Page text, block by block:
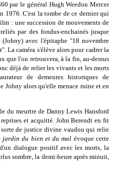
par le général Hugh Weedon Mercer
1976. C'est la tombe de ce dernier qui
: une succession de mouvements de
par des fondus-enchainés jusque
avec l'épitaphe "18 novembre
La caméra s'élève alors pour cadrer la
que l'on retrouvera, à la fin, au-dessus
déjà de relier les vivants et les morts
de demeures historiques de
Johny alors qu'elle menace ruine et en
du meurtre de Danny Lewis Hansford
et acquitté. John Berendt en fit
de justice divine vaudou qui relie
jardin du bien et du mal évoque cette
dialogue positif avec les morts, la
sombre, la demi-heure après minuit,